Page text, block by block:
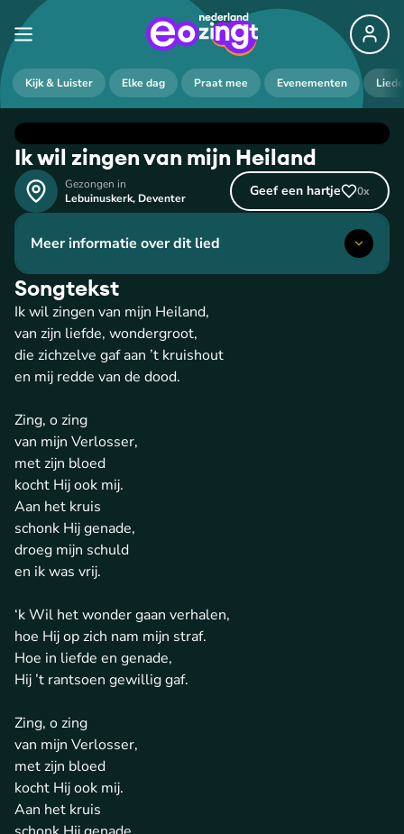
Kijk & Luister Elke dag Praat mee Evenementen
Ik wil zingen van mijn Heiland
Gezongen in
Lebuinuskerk, Deventer Geef een hartje 0x
Meer informatie over dit lied
Songtekst
Ik wil zingen van mijn Heiland,
van zijn liefde, wondergroot,
die zichzelve gaf aan ’t kruishout
en mij redde van de dood.
Zing, o zing
van mijn Verlosser,
met zijn bloed
kocht Hij ook mij.
Aan het kruis
schonk Hij genade,
droeg mijn schuld
en ik was vrij.
‘k Wil het wonder gaan verhalen,
hoe Hij op zich nam mijn straf.
Hoe in liefde en genade,
Hij ’t rantsoen gewillig gaf.
Zing, o zing
van mijn Verlosser,
met zijn bloed
kocht Hij ook mij.
Aan het kruis